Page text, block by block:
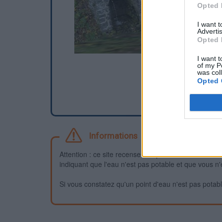
Opted
I want
Opted
I want
of my
was
Opted
Informations
Attention : ce site recense des points d'eau dont
indiquant que l'eau n'est pas potable et que vous
Si vous constatez qu'un point d'eau n'est pas